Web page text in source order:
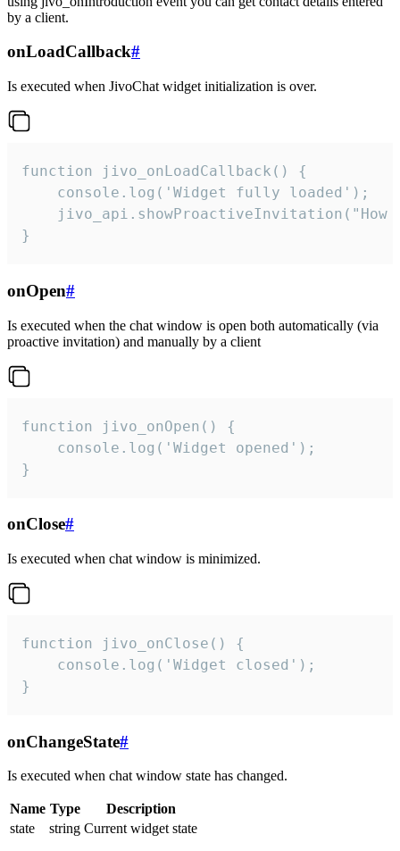
by a client.
onLoadCallback#
Is executed when JivoChat widget initialization is over.
function jivo_onLoadCallback() {
    console.log('Widget fully loaded');
jivo_api.showProactiveInvitation("How
}
onOpen#
Is executed when the chat window is open both automatically (via
proactive invitation) and manually by a client
function jivo_onOpen() {
    console.log('Widget opened');
}
onClose#
Is executed when chat window is minimized.
function jivo_onClose() {
    console.log('Widget closed');
}
onChangeState#
Is executed when chat window state has changed.
Name Type
Description
state
string Current widget state